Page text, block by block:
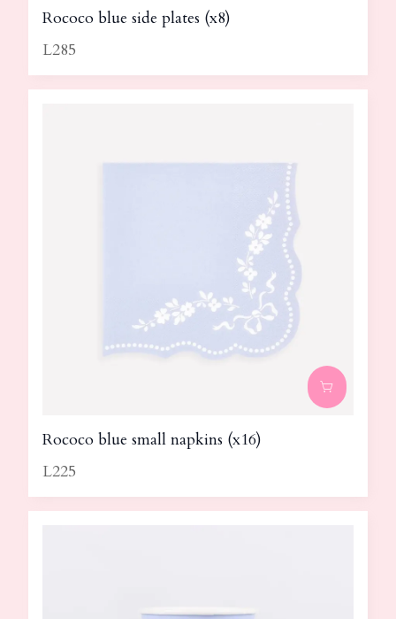
Rococo blue side plates (x8)
L285
Rococo blue small napkins (x16)
L225